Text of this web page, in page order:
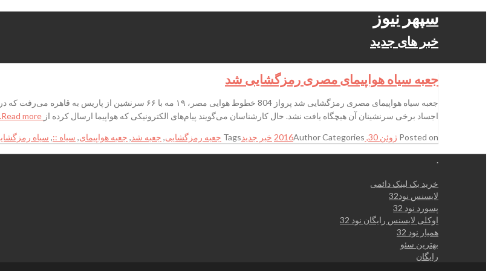
سپهر نیوز
خبر های جدید
جعبه سیاه هواپیمای مصری رمزگشایی شد
جعبه سیاه هواپیمای مصری رمزگشایی شد پرواز 804 خطوط هوایی مصر،
اجساد برخی سرنشینان آن هیچگاه یافت نشد. حال کارشناسان می‌گویند پیام‌های الکترونیکی که هواپیما ارسال کرده از
Posted on ژوئن 30, 2016 AuthorCategories خبر جدیدTags جعبه رمزگشایی, جعبه شد, جعبه هواپیمای, سیاه ::, سیاه
.
خرید بک لینک دائمی
لایسنس نود32
پسورد نود 32
اوکلی لایسنس رایگان نود 32
همیار نود 32
بهترین سئو
رایگان